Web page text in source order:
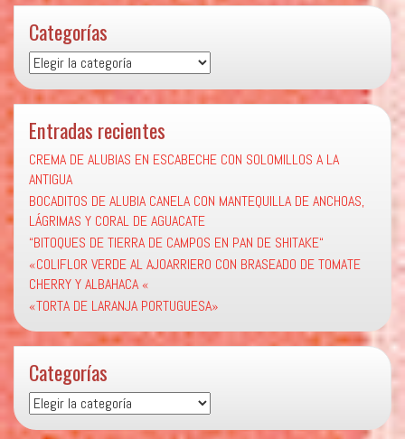
Categorías
Categorías
Entradas recientes
CREMA DE ALUBIAS EN ESCABECHE CON SOLOMILLOS A LA
ANTIGUA
BOCADITOS DE ALUBIA CANELA CON MANTEQUILLA DE ANCHOAS,
LÁGRIMAS Y CORAL DE AGUACATE
“BITOQUES DE TIERRA DE CAMPOS EN PAN DE SHITAKE“
«COLIFLOR VERDE AL AJOARRIERO CON BRASEADO DE TOMATE
CHERRY Y ALBAHACA «
«TORTA DE LARANJA PORTUGUESA»
Categorías
Categorías